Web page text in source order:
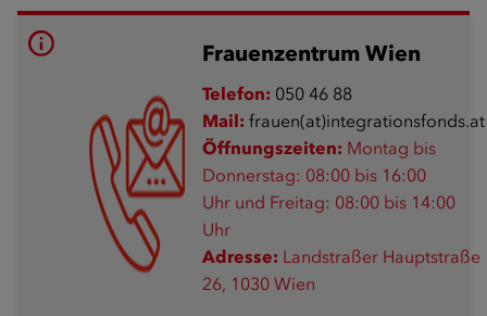
Frauenzentrum Wien
Telefon: 050 46 88
Mail: frauen(at)integrationsfonds.at
Öffnungszeiten: Montag bis
Donnerstag: 08:00 bis 16:00
Uhr und Freitag: 08:00 bis 14:00
Uhr
Adresse: Landstraßer Hauptstraße
26, 1030 Wien